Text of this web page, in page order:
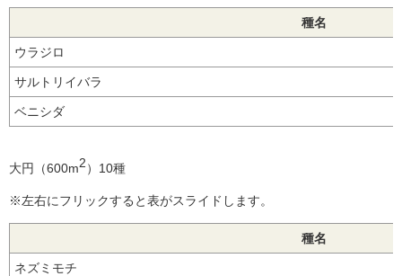
種名
ウラジロ
サルトリイバラ
ベニシダ
大円（600m2）10種
※左右にフリックすると表がスライドします。
種名
ネズミモチ